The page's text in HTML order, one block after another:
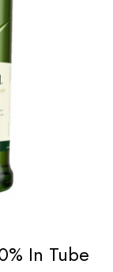
In Tube